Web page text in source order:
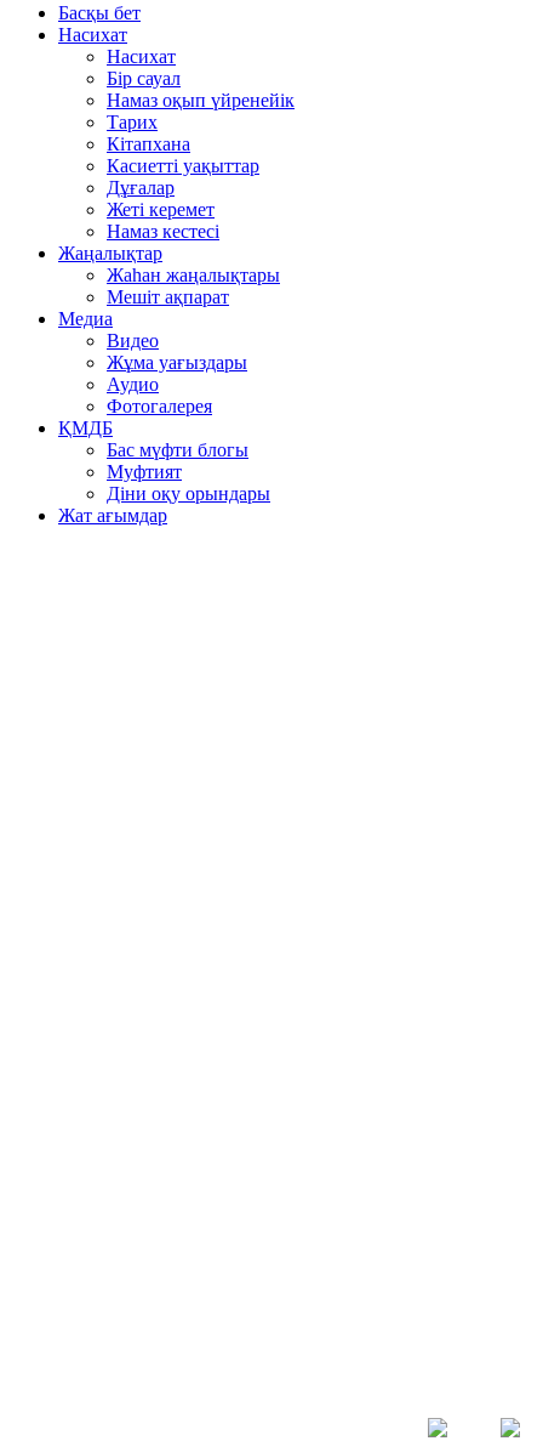
Басқы бет
Насихат
Насихат
Бір сауал
Намаз оқып үйренейік
Тарих
Кітапхана
Касиетті уақыттар
Дұғалар
Жеті керемет
Намаз кестесі
Жаңалықтар
Жаһан жаңалықтары
Мешіт ақпарат
Медиа
Видео
Жұма уағыздары
Аудио
Фотогалерея
ҚМДБ
Бас мүфти блогы
Муфтият
Діни оқу орындары
Жат ағымдар